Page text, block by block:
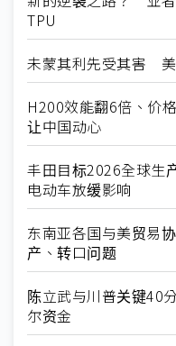
TPU
未蒙其利先受其害
H200效能翻6倍、价
让中国动心
丰田目标2026全球生
电动车放缓影响
东南亚各国与美贸易
产、转口问题
陈立武与川普关键40
尔资金